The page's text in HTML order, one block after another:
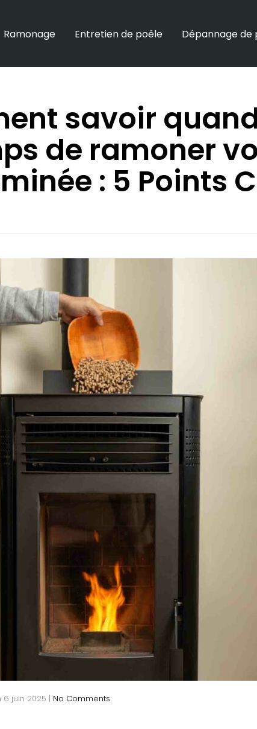
Ramonage Entretien de poêle Dépannage de
savoir
de ramoner
: 5 Points
6 juin 2025 | No Comments